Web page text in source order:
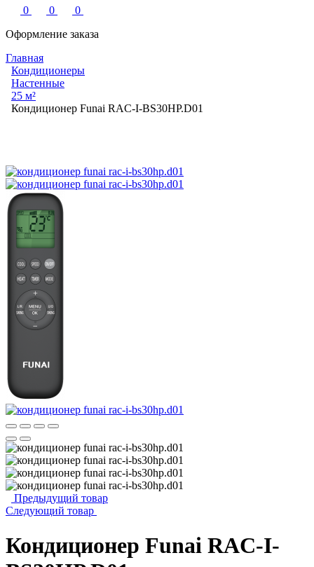
0
0
0
Оформление заказа
Главная
Кондиционеры
Настенные
25 м²
Кондиционер Funai RAC-I-BS30HP.D01
Предыдущий товар
Следующий товар
Кондиционер Funai RAC-I-